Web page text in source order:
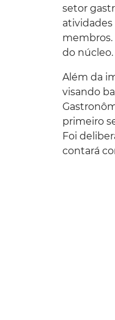
setor
atividades
membros.
do núcleo.
Além da
visando
primeiro
Foi
contará